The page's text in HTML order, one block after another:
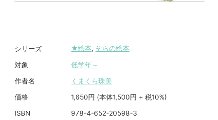
シリーズ ★絵本, そらの絵本
対象 低学年～
作者名 くまくら珠美
価格 1,650円 (本体1,500円 + 税10%)
ISBN 978-4-652-20598-3